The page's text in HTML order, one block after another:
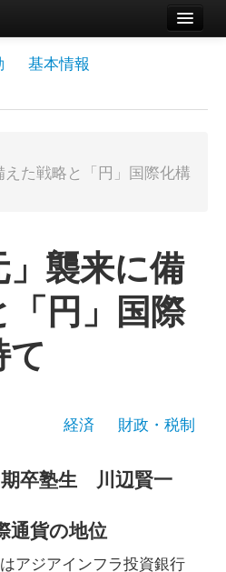
基本情報
た戦略と「円」国際化構
」襲来に備
円」国際
経済
財政・税制
卒塾生 川辺賢一
通貨の地位
アジアインフラ投資銀行